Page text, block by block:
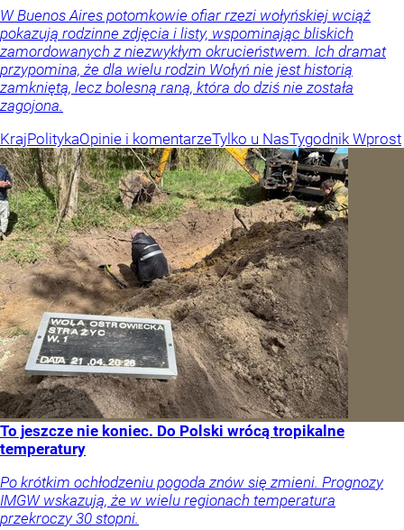
W Buenos Aires potomkowie ofiar rzezi wołyńskiej wciąż
pokazują rodzinne zdjęcia i listy, wspominając bliskich
zamordowanych z niezwykłym okrucieństwem. Ich dramat
przypomina, że dla wielu rodzin Wołyń nie jest historią
zamkniętą, lecz bolesną raną, która do dziś nie została
zagojona.
KrajPolitykaOpinie i komentarzeTylko u NasTygodnik Wprost
To jeszcze nie koniec. Do Polski wrócą tropikalne
temperatury
Po krótkim ochłodzeniu pogoda znów się zmieni. Prognozy
IMGW wskazują, że w wielu regionach temperatura
przekroczy 30 stopni.